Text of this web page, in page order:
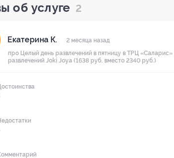
об услуге 2
Екатерина К. 2 месяца назад
про Целый день развлечений в пятницу в ТРЦ «Саларис»
развлечений Joki Joya (1638 руб. вместо 2340 руб.)